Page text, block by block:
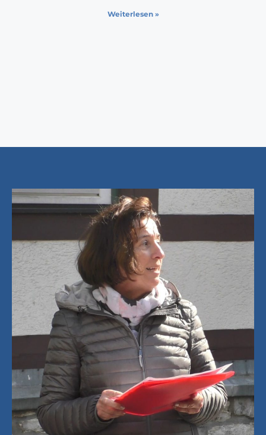
Weiterlesen »